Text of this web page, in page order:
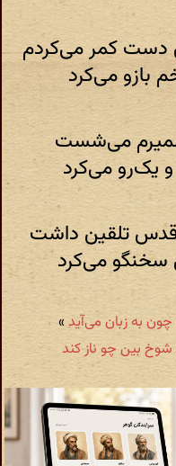
کمر می‌کردم
بازو می‌کرد
می‌شست
یک‌رو می‌کرد
تلقین داشت
سخنگو می‌کرد
»